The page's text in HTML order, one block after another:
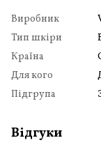
Виробник
Тип шкіри
Країна
Для кого
Підгрупа
Відгуки